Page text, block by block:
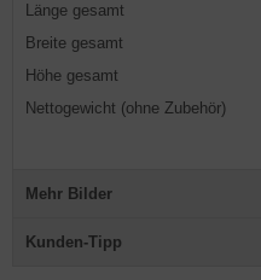
Länge gesamt
Breite gesamt
Höhe gesamt
Nettogewicht (ohne Zubehör)
Mehr Bilder
Kunden-Tipp